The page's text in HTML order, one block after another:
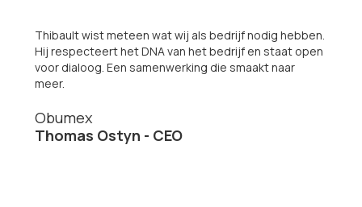
Thibault wist meteen wat wij als bedrijf nodig hebben.
Hij respecteert het DNA van het bedrijf en staat open
voor dialoog. Een samenwerking die smaakt naar
meer.
Obumex
Thomas Ostyn - CEO